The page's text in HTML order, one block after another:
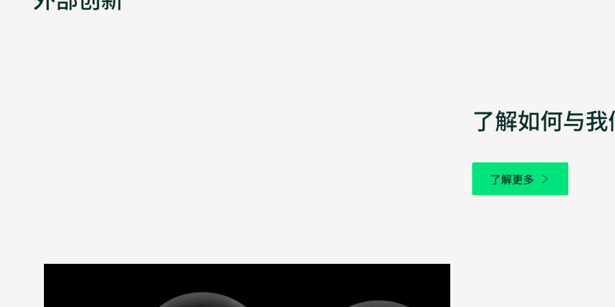
了解如何与
了解更多